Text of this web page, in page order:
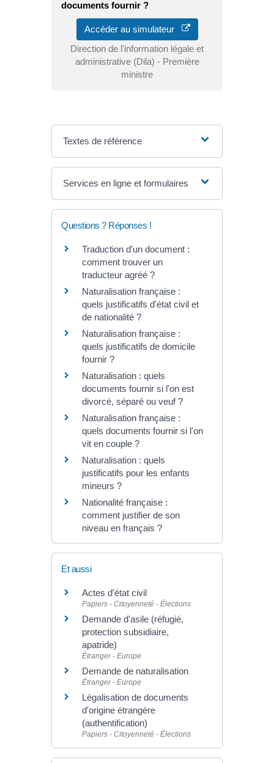
documents fournir ?
Accéder au simulateur
Direction de l'information légale et
administrative (Dila) - Première
ministre
Textes de référence
Services en ligne et formulaires
Questions ? Réponses !
Traduction d'un document :
comment trouver un
traducteur agréé ?
Naturalisation française :
quels justificatifs d'état civil et
de nationalité ?
Naturalisation française :
quels justificatifs de domicile
fournir ?
Naturalisation : quels
documents fournir si l'on est
divorcé, séparé ou veuf ?
Naturalisation française :
quels documents fournir si l'on
vit en couple ?
Naturalisation : quels
justificatifs pour les enfants
mineurs ?
Nationalité française :
comment justifier de son
niveau en français ?
Et aussi
Actes d'état civil
Papiers - Citoyenneté - Élections
Demande d'asile (réfugié,
protection subsidiaire,
apatride)
Étranger - Europe
Demande de naturalisation
Étranger - Europe
Légalisation de documents
d'origine étrangère
(authentification)
Papiers - Citoyenneté - Élections